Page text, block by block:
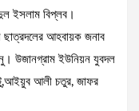
ইসলাম বিপ্লব।
আহবায়ক জনাব
উজানগ্রাম ইউনিয়ন যুবদল
আলী চতুর, জাফর